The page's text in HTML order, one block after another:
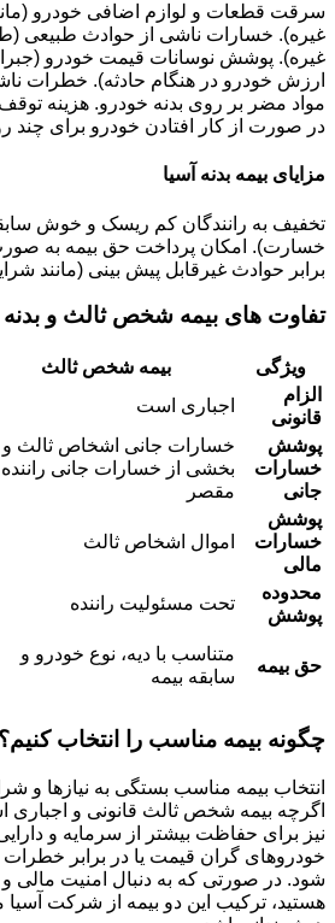
سرقت قطعات و لوازم اضافی خودرو
غیره). خسارات ناشی از حوادث طبیعی
غیره). پوشش نوسانات قیمت خودرو
ارزش خودرو در هنگام حادثه). خطرات
مواد مضر بر روی بدنه خودرو. هزینه
در صورت از کار افتادن خودرو برای چند
مزایای بیمه بدنه آسیا
تخفیف به رانندگان کم ریسک و خوش
خسارت). امکان پرداخت حق بیمه به
برابر حوادث غیرقابل پیش بینی (مانند
تفاوت های بیمه شخص ثالث و بدنه
ویژگی بیمه شخص ثالث
الزام
قانونی
اجباری است
پوشش
خسارات
جانی
خسارات جانی اشخاص ثالث و
بخشی از خسارات جانی راننده
مقصر
پوشش
خسارات
مالی
اموال اشخاص ثالث
محدوده
پوشش
تحت مسئولیت راننده
حق بیمه
متناسب با دیه، نوع خودرو و
سابقه بیمه
چگونه بیمه مناسب را انتخاب کنیم؟
انتخاب بیمه مناسب بستگی به نیازها و
اگرچه بیمه شخص ثالث قانونی و اجباری
نیز برای حفاظت بیشتر از سرمایه و
خودروهای گران قیمت یا در برابر
شود. در صورتی که به دنبال امنیت مالی
هستید، ترکیب این دو بیمه از شرکت آسیا